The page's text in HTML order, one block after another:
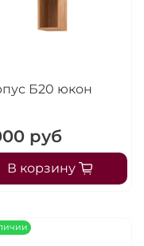
Б20 юкон
руб
В корзину